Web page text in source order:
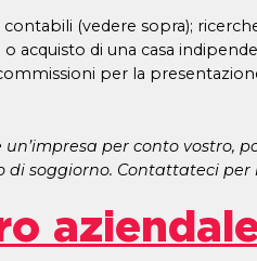
(vedere sopra);
acquisto di una casa
per la
per conto vostro,
di soggiorno. Contattateci